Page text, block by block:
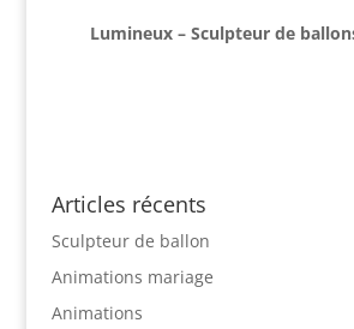
Lumineux – Sculpteur de
Articles récents
Sculpteur de ballon
Animations mariage
Animations